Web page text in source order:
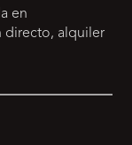
en
directo, alquiler